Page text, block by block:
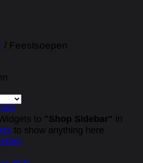
/ Feestsoepen
to "Shop Sidebar" in
to show anything here